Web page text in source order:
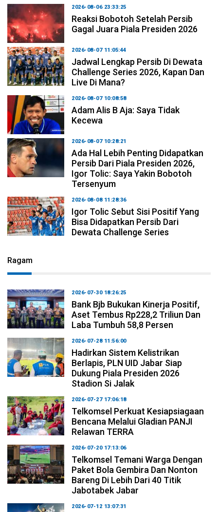
2026-08-06 23:33:25
Reaksi Bobotoh Setelah Persib
Gagal Juara Piala Presiden 2026
2026-08-07 11:05:44
Jadwal Lengkap Persib Di Dewata
Challenge Series 2026, Kapan Dan
Live Di Mana?
2026-08-07 10:08:58
Adam Alis B Aja: Saya Tidak
Kecewa
2026-08-07 10:28:21
Ada Hal Lebih Penting Didapatkan
Persib Dari Piala Presiden 2026,
Igor Tolic: Saya Yakin Bobotoh
Tersenyum
2026-08-08 11:28:36
Igor Tolic Sebut Sisi Positif Yang
Bisa Didapatkan Persib Dari
Dewata Challenge Series
Ragam
2026-07-30 18:26:25
Bank Bjb Bukukan Kinerja Positif,
Aset Tembus Rp228,2 Triliun Dan
Laba Tumbuh 58,8 Persen
2026-07-28 11:56:00
Hadirkan Sistem Kelistrikan
Berlapis, PLN UID Jabar Siap
Dukung Piala Presiden 2026
Stadion Si Jalak
2026-07-27 17:06:18
Telkomsel Perkuat Kesiapsiagaan
Bencana Melalui Gladian PANJI
Relawan TERRA
2026-07-20 17:13:06
Telkomsel Temani Warga Dengan
Paket Bola Gembira Dan Nonton
Bareng Di Lebih Dari 40 Titik
Jabotabek Jabar
2026-07-12 13:07:31